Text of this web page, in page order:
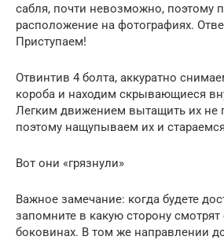
сабля, почти невозможно, поэтому
расположение на фотографиях.
Приступаем!
Отвинтив 4 болта, аккуратно
короба и находим скрывающиеся
Легким движением вытащить их не
поэтому нащупываем их и
Вот они «грязнули»
Важное замечание: когда будете
запомните в какую сторону смотрят
боковинах. В том же направлении